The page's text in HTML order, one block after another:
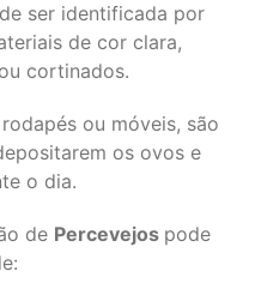
ser identificada por
de cor clara,
cortinados.
ou móveis, são
os ovos e
o dia.
de Percevejos pode